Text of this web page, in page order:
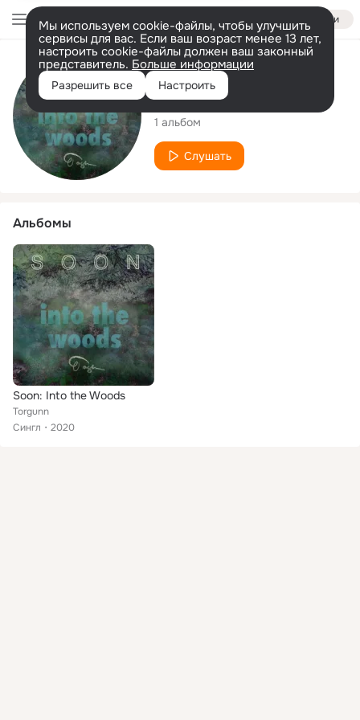
Войти
Мы используем cookie-файлы, чтобы улучшить
сервисы для вас. Если ваш возраст менее 13 лет,
настроить cookie-файлы должен ваш законный
представитель. Больше информации
Разрешить все Настроить
Исполнитель
Torgunn
1 альбом
Слушать
Альбомы
Soon: Into the Woods
Torgunn
Сингл
2020